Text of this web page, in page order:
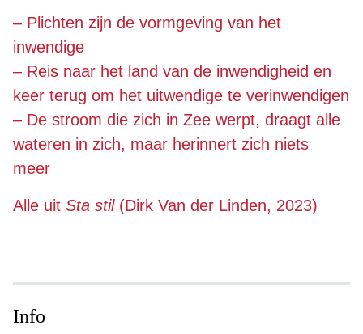
– Plichten zijn de vormgeving van het
inwendige
– Reis naar het land van de inwendigheid en
keer terug om het uitwendige te verinwendigen
– De stroom die zich in Zee werpt, draagt alle
wateren in zich, maar herinnert zich niets
meer
Alle uit Sta stil (Dirk Van der Linden, 2023)
Info